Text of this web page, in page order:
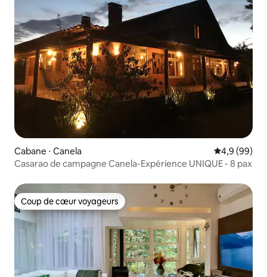
Cabane ⋅ Canela Évaluation
4,9 (99)
Casarao de campagne Canela-Expérience UNIQUE - 8 pax
Coup de cœur voyageurs
Coup de cœur voyageurs